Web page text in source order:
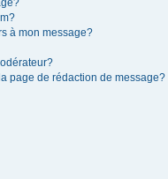
à mon message?
page de rédaction de message?